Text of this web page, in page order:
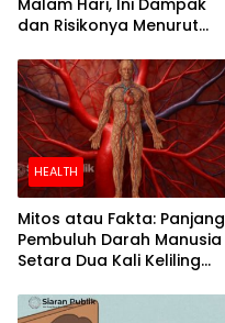
Malam Hari, Ini Dampak
dan Risikonya Menurut
HEALTH
Mitos atau Fakta: Panjang
Pembuluh Darah Manusia
Setara Dua Kali Keliling